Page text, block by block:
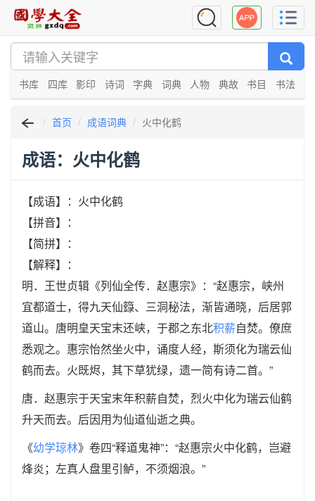
书库 四库 影印 诗词 字典 词典 人物 典故 书目 书法
首页 成语词典 火中化鹤
成语：火中化鹤
【成语】：火中化鹤
【拼音】：
【简拼】：
【解释】：
明．王世贞辑《列仙全传．赵惠宗》：“赵惠宗，峡州
宜都道士，得九天仙籙、三洞秘法，渐皆通晓，后居郭
道山。唐明皇天宝末还峡，于郡之东北积薪自焚。僚庶
悉观之。惠宗怡然坐火中，诵度人经，斯须化为瑞云仙
鹤而去。火既烬，其下草犹绿，遗一简有诗二首。”
唐．赵惠宗于天宝末年积薪自焚，烈火中化为瑞云仙鹤
升天而去。后因用为仙道仙逝之典。
《幼学琼林》卷四“释道鬼神”：“赵惠宗火中化鹤，岂避
烽炎；左真人盘里引鲈，不须烟浪。”